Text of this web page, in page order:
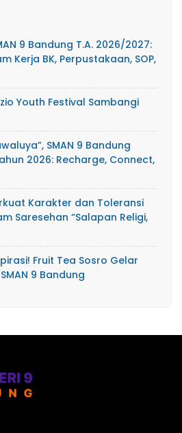
9 Bandung T.A. 2026/2027:
Kerja BK, Perpustakaan, SOP,
Youth Festival Sambangi
SMAN 9 Bandung
2026: Recharge, Connect,
Karakter dan Toleransi
Saresehan “Salapan Religi,
Fruit Tea Sosro Gelar
9 Bandung